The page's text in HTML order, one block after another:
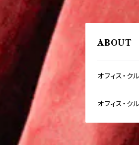
ABOUT
オフィス・ク
オフィス・